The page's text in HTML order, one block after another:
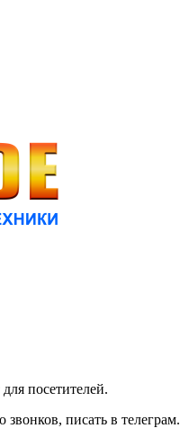
посетителей.
писать в телеграм.